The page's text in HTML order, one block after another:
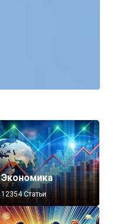
Экономика
12354 Статьи